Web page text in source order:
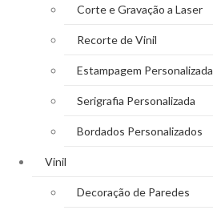
Corte e Gravação a Laser
Recorte de Vinil
Estampagem Personalizada
Serigrafia Personalizada
Bordados Personalizados
Vinil
Decoração de Paredes